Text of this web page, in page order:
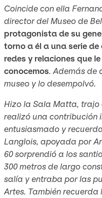
Coincide con ella
director del Museo de
protagonista de su
torno a él a una serie
redes y relaciones que
conocemos. Además de
museo y lo desempolvó.
Hizo la Sala Matta,
realizó una contribución
entusiasmado y
Langlois, apoyada por
60 sorprendió a los
300 metros de largo
salía y entraba por las
Artes. También recuerda